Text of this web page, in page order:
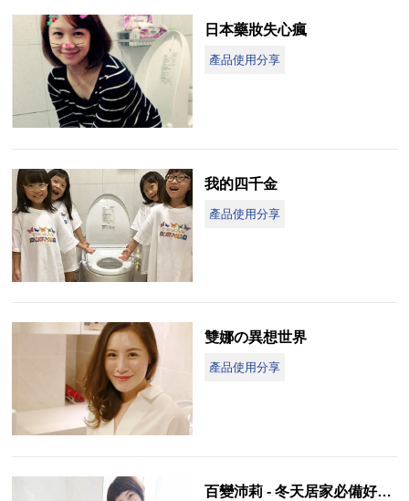
日本藥妝失心瘋
產品使用分享
我的四千金
產品使用分享
雙娜の異想世界
產品使用分享
百變沛莉 - 冬天居家必備好物 WASHLET 水洗屁股超清爽～